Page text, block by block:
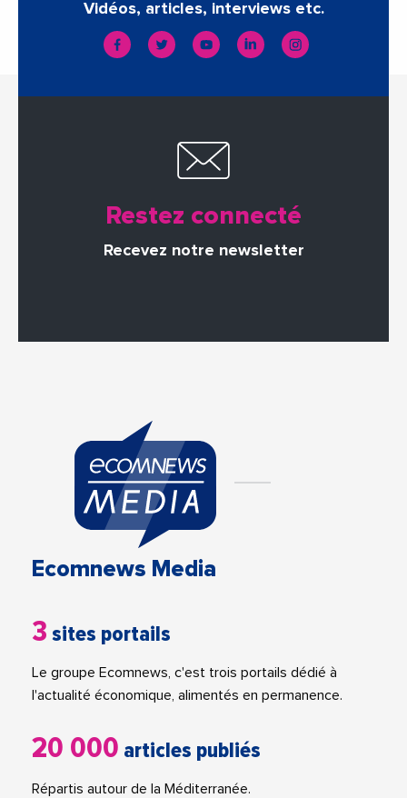
Vidéos, articles, interviews etc.
Restez connecté
Recevez notre newsletter
Ecomnews Media
3 sites portails
Le groupe Ecomnews, c'est trois portails dédié à
l'actualité économique, alimentés en permanence.
20 000 articles publiés
Répartis autour de la Méditerranée.